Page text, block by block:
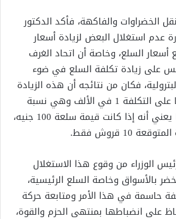
الخضراوات والفاكهة، فأكد الدكتور
استغلال البعض لزيادة أسعار
أسعار السلع، وخاصة أن اتحاد الغرف
أمس على زيادة تكلفة السلع في ضوء
فكان من نتائجه أن هذه الزيادة
لن تتجاوز نسبة تأثيرها على التكلفة 1 في الألف وهي نسبة
طفيفة للغاية، وهو ما يعني أنه إذا كانت قيمة سلعة 100 جنيه،
10 قروش فقط.
الوزراء من وقوع هذا الاستغلال
بالأسواق وخاصة السلع الرئيسية،
حاسمة في هذا الأمر ومتابعة حركة
على انضباطها بمنتهى الحزم والقوة،